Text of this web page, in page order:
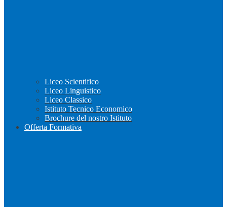
Liceo Scientifico
Liceo Linguistico
Liceo Classico
Istituto Tecnico Economico
Brochure del nostro Istituto
Offerta Formativa